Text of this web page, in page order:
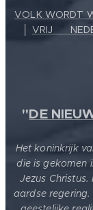
VOLK WORDT
VRIJ ❤️
"DE
Het koninkrijk
die is gekomen
Jezus
aardse regering.